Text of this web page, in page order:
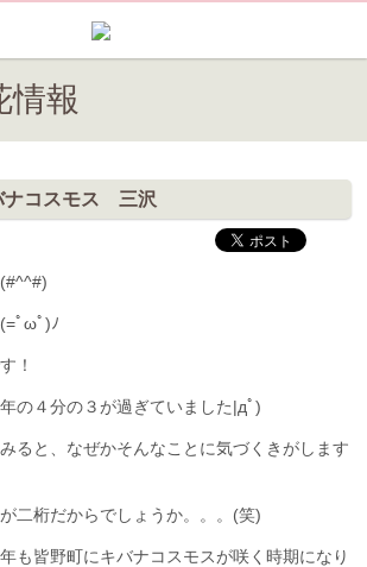
情報
載です。現在の開花情報をいち早くお届けします。
ナコスモス 三沢
ﾟωﾟ)ﾉ
！
の４分の３が過ぎていました|дﾟ)
ると、なぜかそんなことに気づくきがします
二桁だからでしょうか。。。(笑)
も皆野町にキバナコスモスが咲く時期になり